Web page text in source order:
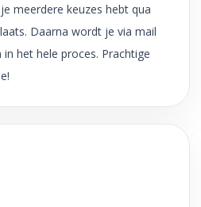
meerdere keuzes hebt qua
Daarna wordt je via mail
het hele proces. Prachtige